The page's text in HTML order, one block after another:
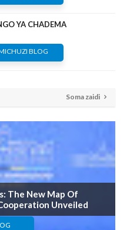
YA CHADEMA
BLOG
Soma zaidi
The New Map Of
Unveiled